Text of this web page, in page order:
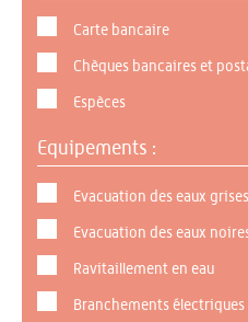
Carte bancaire
Chèques bancaires et
Espèces
Equipements :
Evacuation des eaux grises
Evacuation des eaux
Ravitaillement en eau
Branchements électriques